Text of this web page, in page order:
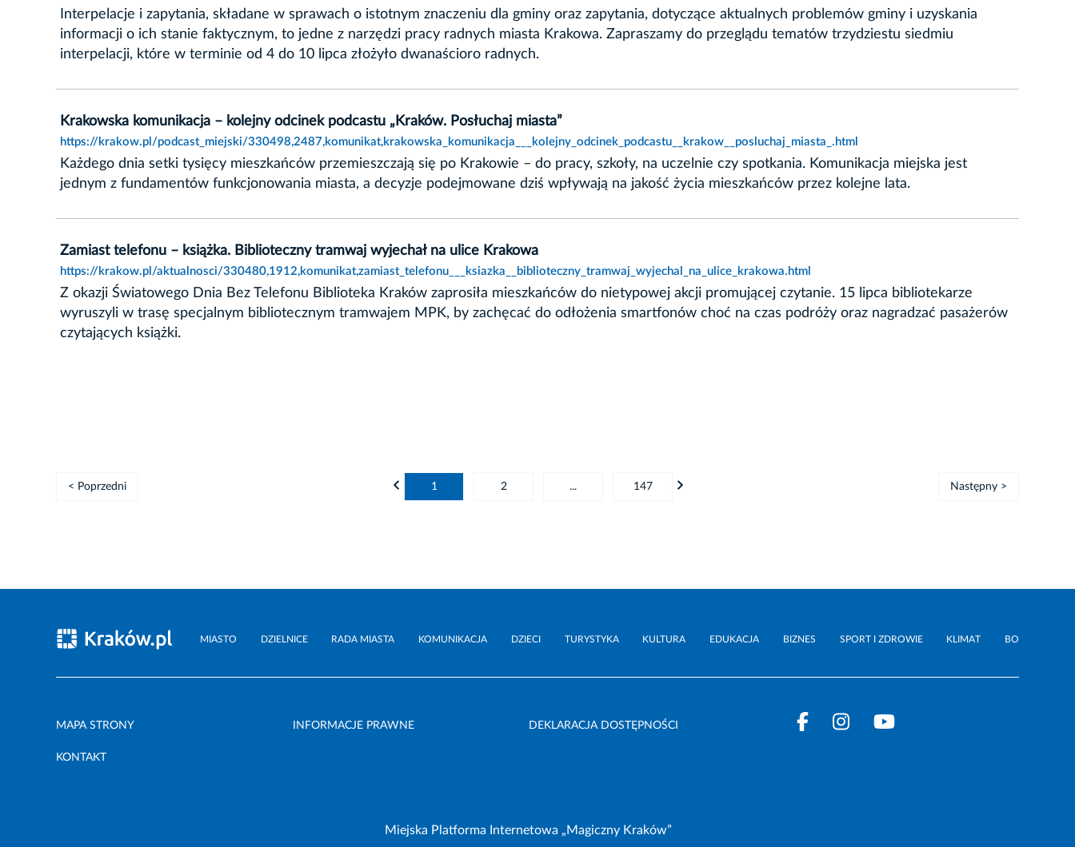
Interpelacje i zapytania, składane w sprawach o istotnym znaczeniu dla gminy oraz zapytania, dotyczące aktualnych problemów gminy i uzyskania
informacji o ich stanie faktycznym, to jedne z narzędzi pracy radnych miasta Krakowa. Zapraszamy do przeglądu tematów trzydziestu siedmiu
interpelacji, które w terminie od 4 do 10 lipca złożyło dwanaścioro radnych.
Krakowska komunikacja – kolejny odcinek podcastu „Kraków. Posłuchaj miasta”
https://krakow.pl/podcast_miejski/330498,2487,komunikat,krakowska_komunikacja___kolejny_odcinek_podcastu__krakow__posluchaj_miasta_.html
Każdego dnia setki tysięcy mieszkańców przemieszczają się po Krakowie – do pracy, szkoły, na uczelnie czy spotkania. Komunikacja miejska jest
jednym z fundamentów funkcjonowania miasta, a decyzje podejmowane dziś wpływają na jakość życia mieszkańców przez kolejne lata.
Zamiast telefonu – książka. Biblioteczny tramwaj wyjechał na ulice Krakowa
https://krakow.pl/aktualnosci/330480,1912,komunikat,zamiast_telefonu___ksiazka__biblioteczny_tramwaj_wyjechal_na_ulice_krakowa.html
Z okazji Światowego Dnia Bez Telefonu Biblioteka Kraków zaprosiła mieszkańców do nietypowej akcji promującej czytanie. 15 lipca bibliotekarze
wyruszyli w trasę specjalnym bibliotecznym tramwajem MPK, by zachęcać do odłożenia smartfonów choć na czas podróży oraz nagradzać pasażerów
czytających książki.
< Poprzedni 1 2 ... 147 Następny >
MIASTO DZIELNICE RADA MIASTA KOMUNIKACJA DZIECI TURYSTYKA KULTURA EDUKACJA BIZNES SPORT I ZDROWIE KLIMAT BO
MAPA STRONY INFORMACJE PRAWNE DEKLARACJA DOSTĘPNOŚCI
KONTAKT
Miejska Platforma Internetowa „Magiczny Kraków”